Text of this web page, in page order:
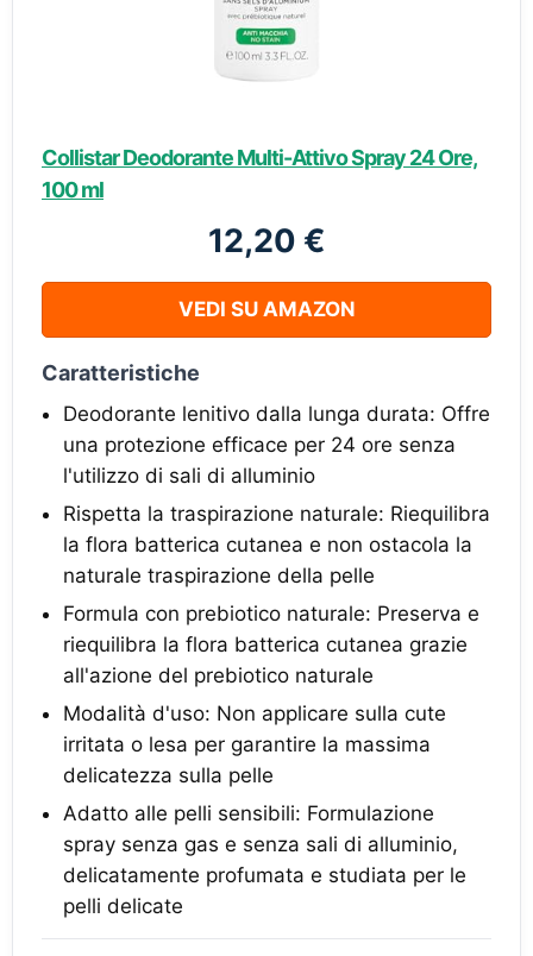
Collistar Deodorante Multi-Attivo Spray 24 Ore,
100 ml
12,20 €
VEDI SU AMAZON
Caratteristiche
Deodorante lenitivo dalla lunga durata: Offre
una protezione efficace per 24 ore senza
l'utilizzo di sali di alluminio
Rispetta la traspirazione naturale: Riequilibra
la flora batterica cutanea e non ostacola la
naturale traspirazione della pelle
Formula con prebiotico naturale: Preserva e
riequilibra la flora batterica cutanea grazie
all'azione del prebiotico naturale
Modalità d'uso: Non applicare sulla cute
irritata o lesa per garantire la massima
delicatezza sulla pelle
Adatto alle pelli sensibili: Formulazione
spray senza gas e senza sali di alluminio,
delicatamente profumata e studiata per le
pelli delicate